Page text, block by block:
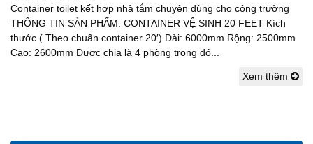
Container toilet kết hợp nhà tắm chuyên dùng cho công trường
THÔNG TIN SẢN PHẨM: CONTAINER VỆ SINH 20 FEET Kích
thước ( Theo chuẩn container 20′) Dài: 6000mm Rộng: 2500mm
Cao: 2600mm Được chia là 4 phòng trong đó...
Xem thêm